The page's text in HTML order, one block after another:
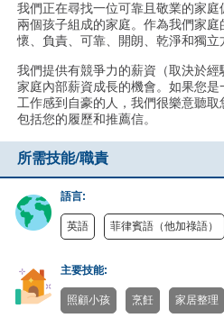
我們正在尋找一位可靠且敬業的家
兩個孩子組成的家庭。作為我們家
懷、負責、可靠、開朗、乾淨和獨立
我們提供有競爭力的薪資（取決於
家庭內部薪資成長的機會。如果您
工作感到自豪的人，我們很樂意聽取
包括您的履歷和推薦信。
所需技能/職責
語言:
英語 菲律賓語（他加祿語）
主要技能:
照顧小孩 烹飪 家居整理